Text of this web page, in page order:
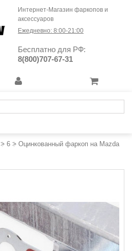
Интернет-Магазин фаркопов и
аксессуаров
Ежедневно: 8:00-21:00
Бесплатно для РФ:
8(800)707-67-31
> 6 > Оцинкованный фаркоп на Mazda